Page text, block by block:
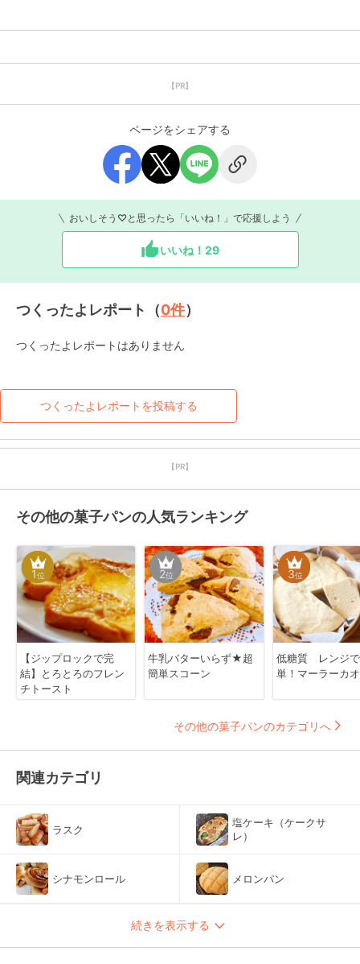
【PR】
ページをシェアする
おいしそう♡と思ったら「いいね！」で応援しよう
いいね！ 29
つくったよレポート（0件）
つくったよレポートはありません
つくったよレポートを投稿する
【PR】
その他の菓子パンの人気ランキング
1位
【ジップロックで完
結】とろとろのフレン
チトースト
2位
牛乳バターいらず★超
簡単スコーン
3位
低糖質 レンジ
単！マーラーカオ
その他の菓子パンのカテゴリへ
関連カテゴリ
ラスク
塩ケーキ（ケークサ
レ）
シナモンロール メロンパン
続きを表示する